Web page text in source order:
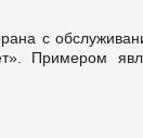
с
Примером